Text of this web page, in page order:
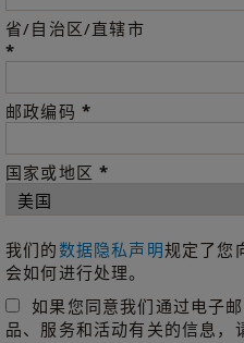
省/自治区/直辖市
*
邮政编码 *
国家或地区*
我们的数据隐私声明规定了您
会如何进行处理。
如果您同意我们通过电子
品、服务和活动有关的信息，